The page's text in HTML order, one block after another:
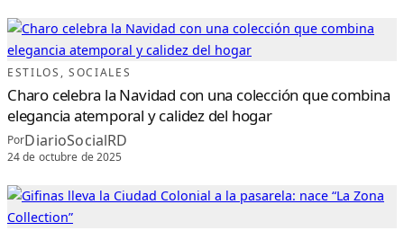
ESTILOS , SOCIALES
Charo celebra la Navidad con una colección que combina
elegancia atemporal y calidez del hogar
PorDiarioSocialRD
24 de octubre de 2025